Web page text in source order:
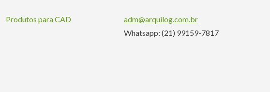
Produtos para CAD
adm@arquilog.com.br
Whatsapp: (21) 99159-7817